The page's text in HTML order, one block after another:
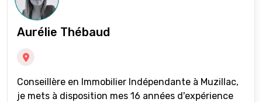
Aurélie Thébaud
Conseillère en Immobilier Indépendante à Muzillac,
je mets à disposition mes 16 années d'expérience